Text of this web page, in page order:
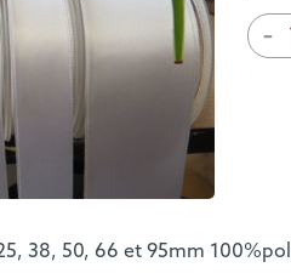
-
de
38, 50, 66 et 95mm